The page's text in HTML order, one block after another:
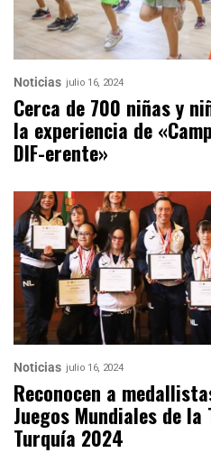
Noticias julio 16, 2024
Cerca de 700 niñas y
la experiencia de
DIF-erente»
Noticias julio 16, 2024
Reconocen a
Juegos Mundiales de
Turquía 2024